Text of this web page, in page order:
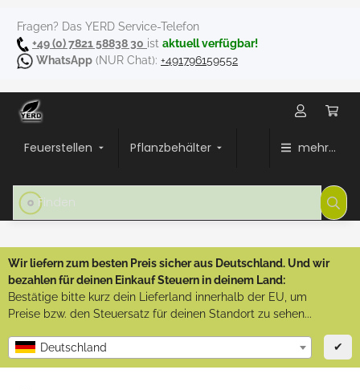
Fragen? Das YERD Service-Telefon
+49 (0) 7821 58838 30 ist aktuell verfügbar!
WhatsApp (NUR Chat): +491796159552
Feuerstellen Pflanzbehälter mehr...
Wir liefern zum besten Preis sicher aus Deutschland. Und wir
bezahlen für deinen Einkauf Steuern in deinem Land:
Bestätige bitte kurz dein Lieferland innerhalb der EU, um
Preise bzw. den Steuersatz für deinen Standort zu sehen...
Deutschland ✔